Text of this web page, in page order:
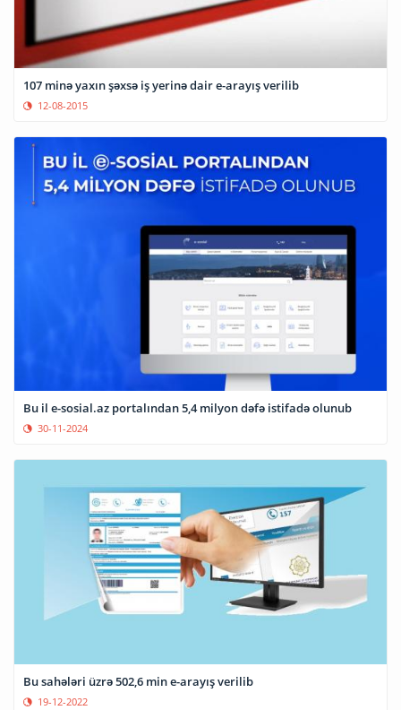
107 minə yaxın şəxsə iş yerinə dair e-arayış verilib
12-08-2015
Bu il e-sosial.az portalından 5,4 milyon dəfə istifadə olunub
30-11-2024
Bu sahələri üzrə 502,6 min e-arayış verilib
19-12-2022